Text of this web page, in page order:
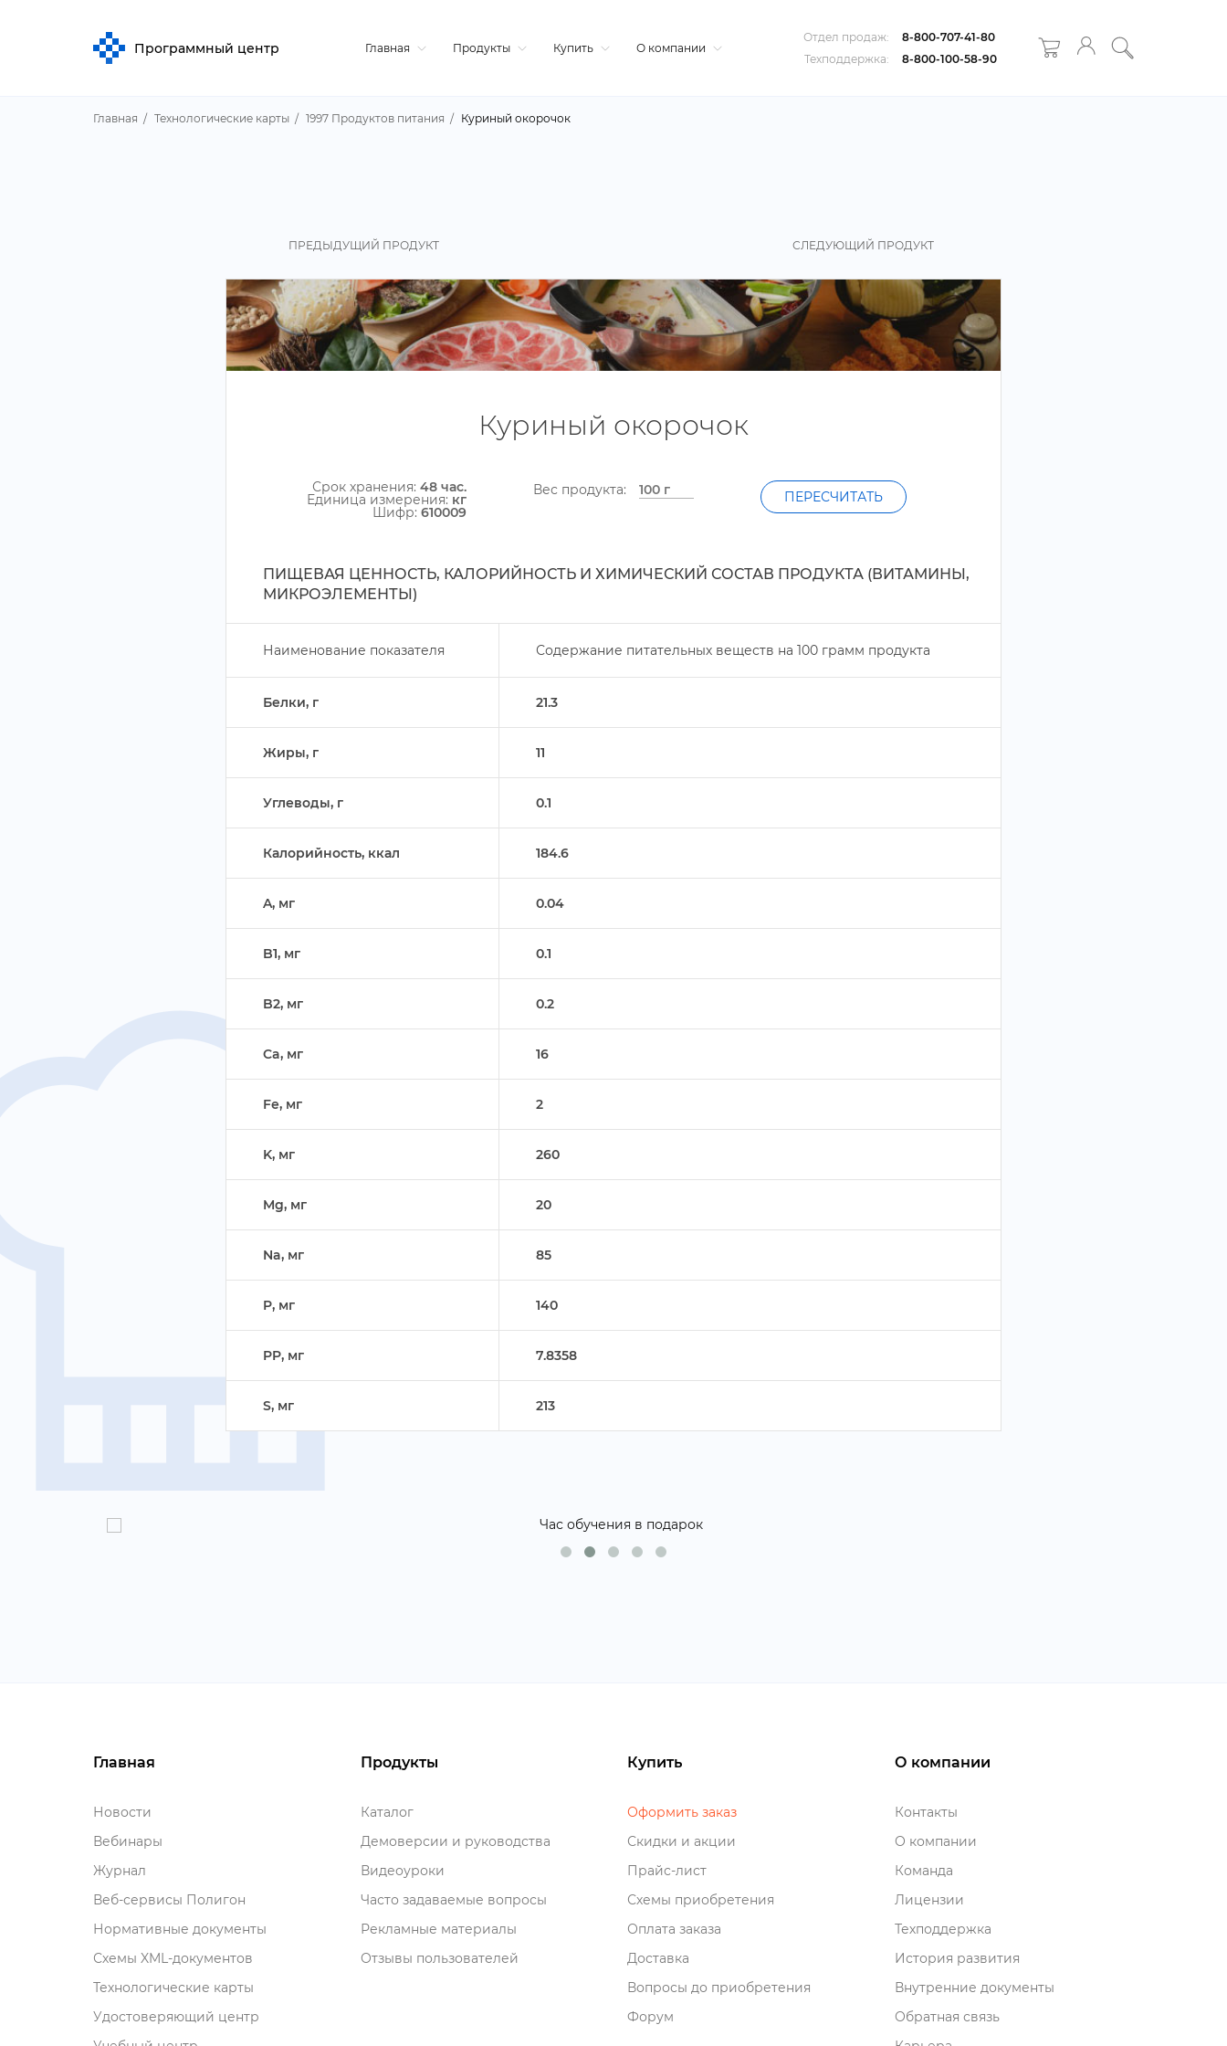
Программный центр Главная Продукты Купить О компании
Отдел продаж:
8-800-707-41-80
Техподдержка:
8-800-100-58-90
Главная Технологические карты 1997 Продуктов питания Куриный окорочок
ПРЕДЫДУЩИЙ ПРОДУКТ СЛЕДУЮЩИЙ ПРОДУКТ
Куриный окорочок
Срок хранения: 48 час.
Единица измерения: к
Шифр: 610009
ес продукта: ПЕРЕСЧИТАТЬ
ПИЩЕВАЯ ЦЕННОСТЬ, КАЛОРИЙНОСТЬ И ХИМИЧЕСКИЙ СОСТАВ ПРОДУКТА (ВИТАМИНЫ,
МИКРОЭЛЕМЕНТЫ)
Наименование показателя Содержание питательных веществ на 100 рамм продукта
Белки, 21.3
Жиры, 11
Углеводы, 0.1
Калорийность, ккал 184.6
A, м 0.04
B1, м 0.1
B2, м 0.2
Ca, м 16
Fe, м 2
K, м 260
Mg, м 20
Na, м 85
P, м 140
PP, м 7.8358
S, м 213
Главная
Новости
ебинары
Журнал
еб-сервисы Полигон
Нормативные документы
Схемы XML-документо
Технологические карты
Удостоверяющий центр
Продукты
Катало
Демоверсии и руководства
идеоуроки
Часто задаваемые вопросы
Рекламные материалы
Отзывы пользователей
Купить
Оформить заказ
Скидки и акции
Прайс-лист
Схемы приобретения
Оплата заказа
Доставка
опросы до приобретения
Форум
О компании
Контакты
О компании
Команда
Лицензии
Техподдержка
История развития
нутренние документы
Обратная связь